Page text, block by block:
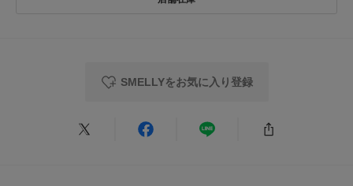
no name
SMELLYをお気に入り登録